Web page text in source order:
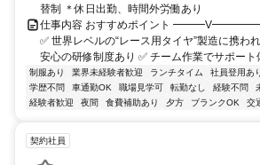
替制 ＊休日出勤、時間外労働あり
仕事内容 おすすめポイント
✅ 世界レベルの“レース用タイヤ”製造に携わ
安心の研修制度あり ✅ チーム作業でサポート
制服あり 業界未経験者歓迎 ランチタイム 社員登用あ
学歴不問
車通勤OK 職場見学可 転勤なし 経験不問
経験者歓迎
夜間 食費補助あり 夕方 ブランクOK 交
契約社員